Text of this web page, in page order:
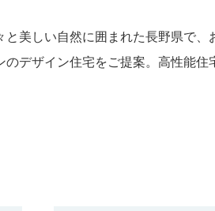
美しい自然に囲まれた長野県で
デザイン住宅をご提案。高性能